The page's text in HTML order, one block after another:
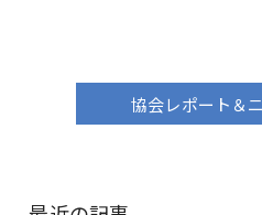
協会レポート＆